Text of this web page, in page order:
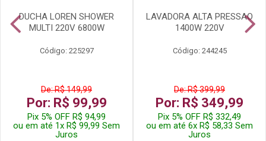
DUCHA LOREN SHOWER
MULTI 220V 6800W
Código: 225297
De: R$ 149,99
Por: R$ 99,99
Pix 5% OFF R$ 94,99
ou em até 1x R$ 99,99 Sem
Juros
LAVADORA ALTA PRESSAO
1400W 220V
Código: 244245
De: R$ 399,99
Por: R$ 349,99
Pix 5% OFF R$ 332,49
ou em até 6x R$ 58,33 Sem
Juros